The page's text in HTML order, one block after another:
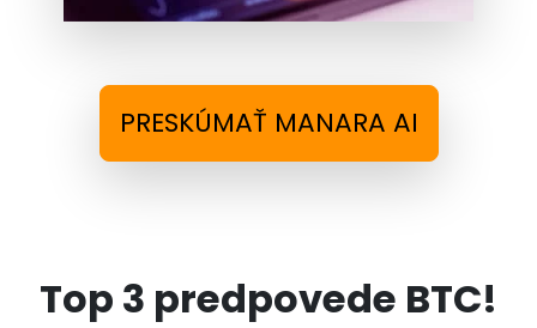
PRESKÚMAŤ MANARA AI
Top 3 predpovede BTC!